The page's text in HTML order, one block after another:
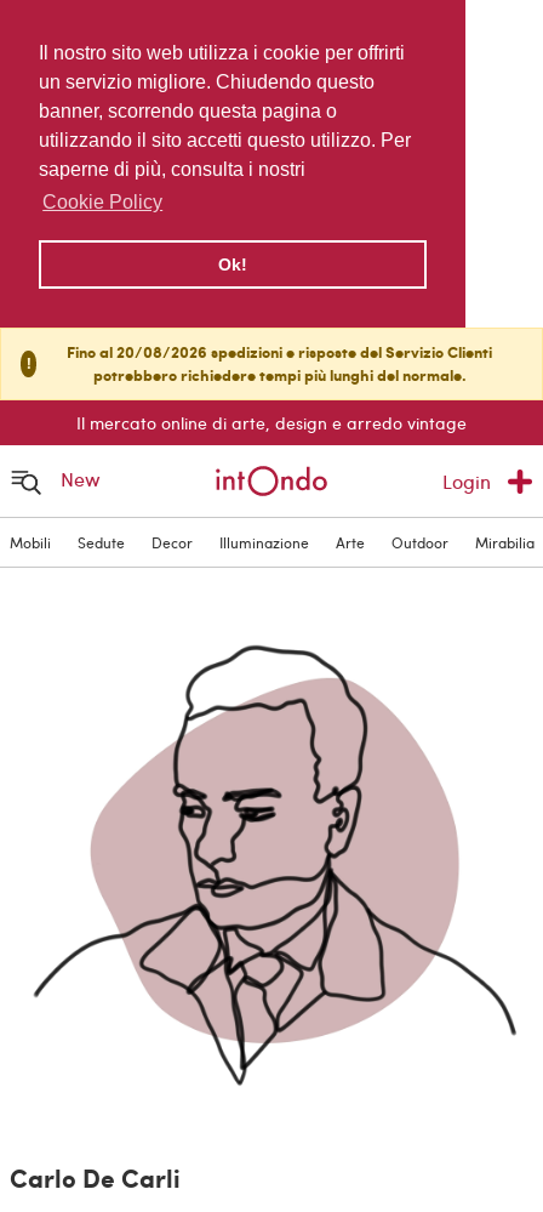
Il nostro sito web utilizza i cookie per offrirti
un servizio migliore. Chiudendo questo
banner, scorrendo questa pagina o
utilizzando il sito accetti questo utilizzo. Per
saperne di più, consulta i nostri
Cookie Policy
Ok!
!
Fino al 20/08/2026 spedizioni e risposte del Servizio Clienti
potrebbero richiedere tempi più lunghi del normale.
Il mercato online di arte, design e arredo vintage
New Login
Mobili Sedute Decor Illuminazione Arte Outdoor Mirabilia
Carlo De Carli